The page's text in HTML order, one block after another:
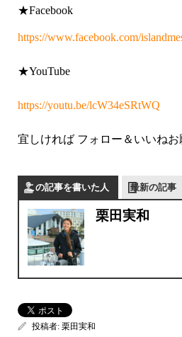
★Facebook
https://www.facebook.com/
★YouTube
https://youtu.be/lcW34eSRtWQ
宜しければ フォロー＆いいねお
この記事を書いた人 最新の記事
栗田実和
投稿者: 栗田実和